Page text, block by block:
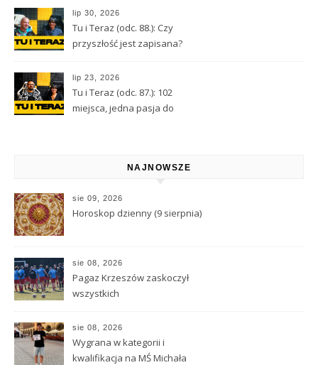
lip 30, 2026
Tu i Teraz (odc. 88.): Czy
przyszłość jest zapisana?
astrologii i przeznaczeniu
lip 23, 2026
Tu i Teraz (odc. 87.): 102
miejsca, jedna pasja do
NAJNOWSZE
sie 09, 2026
Horoskop dzienny (9 sierpnia)
sie 08, 2026
Pagaz Krzeszów zaskoczył
wszystkich
sie 08, 2026
Wygrana w kategorii i
kwalifikacja na MŚ Michała